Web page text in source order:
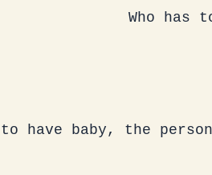
Who
to have baby, the